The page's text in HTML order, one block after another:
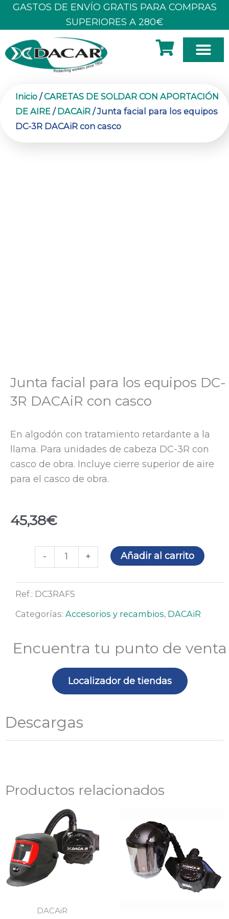
GASTOS DE ENVÍO GRATIS PARA COMPRAS
SUPERIORES A 280€
Inicio /CARETAS DE SOLDAR CON APORTACIÓN
DE AIRE /DACAiR / Junta facial para los equipos
DC-3R DACAiR con casco
Junta facial para los equipos DC-
3R DACAiR con casco
En algodón con tratamiento retardante a la
llama. Para unidades de cabeza DC-3R con
casco de obra. Incluye cierre superior de aire
para el casco de obra.
45,38€
-
facial
para
los
equipos
DACAiR
casco
+ Añadir al carrito
Ref.: DC3RAFS
Categorías: Accesorios y recambios, DACAiR
Encuentra tu punto de venta
Localizador de tiendas
Descargas
Productos relacionados
DACAiR